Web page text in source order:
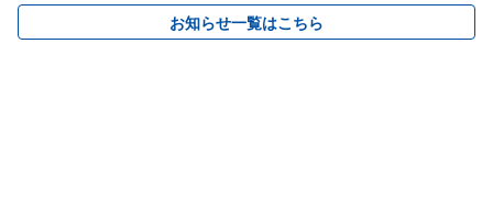
お知らせ一覧はこちら